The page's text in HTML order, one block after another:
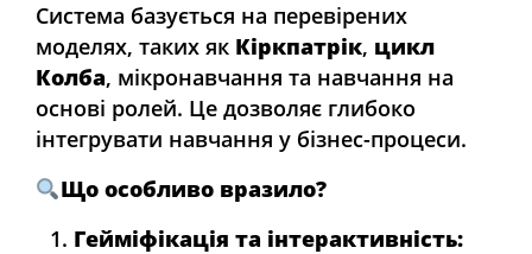
Система базується на перевірених
моделях, таких як Кіркпатрік, цикл
Колба, мікронавчання та навчання на
основі ролей. Це дозволяє глибоко
інтегрувати навчання у бізнес-процеси.
Що особливо вразило?
Гейміфікація та інтерактивність: